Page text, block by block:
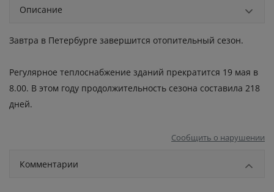
Описание
Завтра в Петербурге завершится отопительный сезон.
Регулярное теплоснабжение зданий прекратится 19 мая в
8.00. В этом году продолжительность сезона составила 218
дней.
Сообщить о нарушении
Комментарии